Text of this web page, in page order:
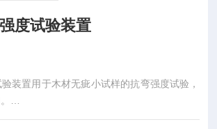
度试验装置
装置用于木材无疵小试样的抗弯强度试验，
《木材抗弯强度试验方法》标准要求。